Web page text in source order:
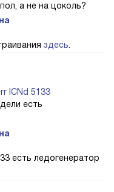
а не на цоколь?
здесь.
ICNd 5133
есть
есть ледогенератор